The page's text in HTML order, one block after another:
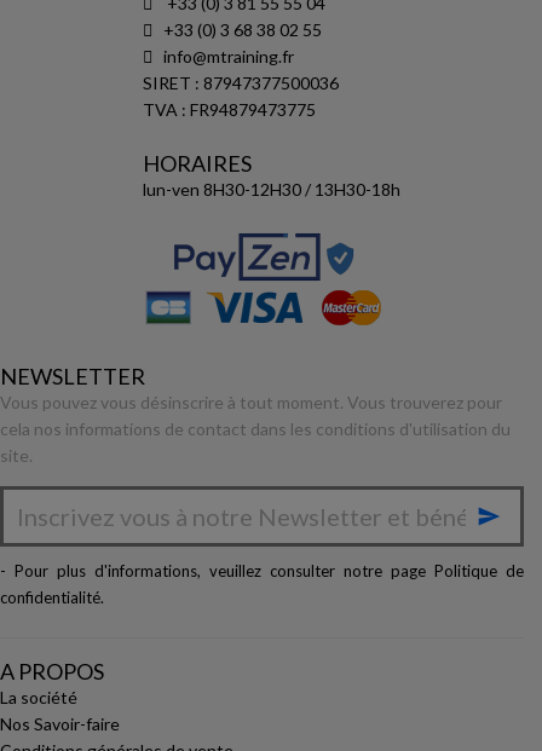
+33 (0) 3 68 38 02 55
info@mtraining.fr
SIRET : 87947377500036
TVA : FR94879473775
HORAIRES
lun-ven 8H30-12H30 / 13H30-18h
NEWSLETTER
Vous pouvez vous désinscrire à tout moment. Vous trouverez pour
cela nos informations de contact dans les conditions d'utilisation du
site.

- Pour plus d'informations, veuillez consulter notre page Politique de
confidentialité.
A PROPOS
La société
Nos Savoir-faire